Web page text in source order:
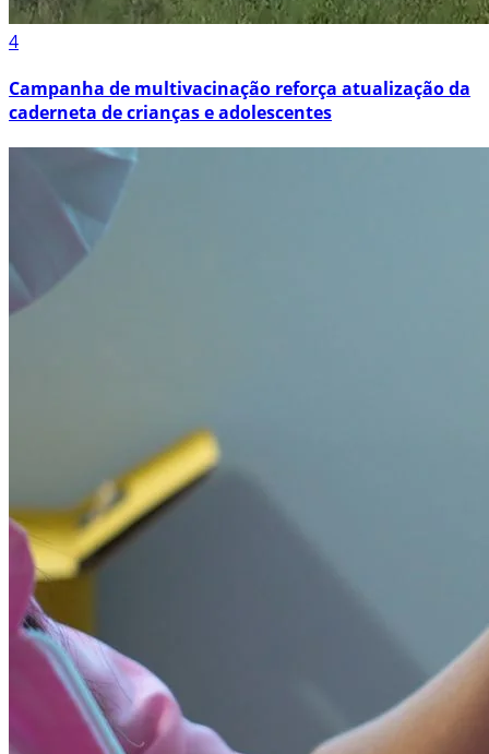
4
Campanha de multivacinação reforça atualização da
caderneta de crianças e adolescentes